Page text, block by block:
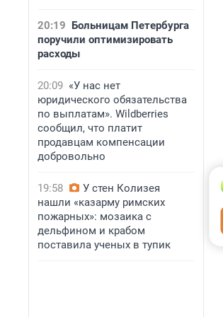
20:19 Больницам Петербурга
поручили оптимизировать
расходы
20:09 «У нас нет
юридического обязательства
по выплатам». Wildberries
сообщил, что платит
продавцам компенсации
добровольно
19:58
У стен Колизея
нашли «казарму римских
пожарных»: мозаика с
дельфином и крабом
поставила ученых в тупик